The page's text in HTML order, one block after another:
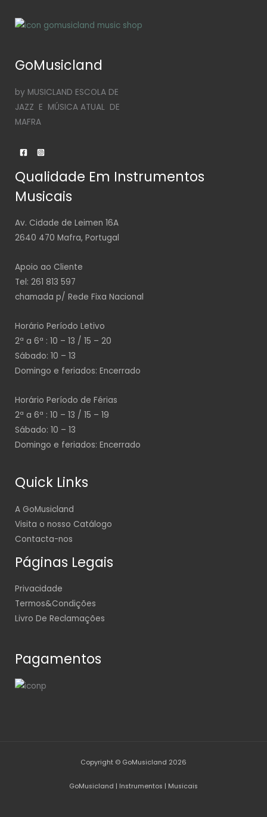
GoMusicland
by MUSICLAND ESCOLA DE
JAZZ E MÚSICA ATUAL DE
MAFRA
Qualidade Em Instrumentos
Musicais
Av. Cidade de Leimen 16A
2640 470 Mafra, Portugal
Apoio ao Cliente
Tel: 261 813 597
chamada p/ Rede Fixa Nacional
Horário Período Letivo
2ª a 6ª : 10 – 13 / 15 – 20
Sábado: 10 – 13
Domingo e feriados: Encerrado
Horário Período de Férias
2ª a 6ª : 10 – 13 / 15 – 19
Sábado: 10 – 13
Domingo e feriados: Encerrado
Quick Links
A GoMusicland
Visita o nosso Catálogo
Contacta-nos
Páginas Legais
Privacidade
Termos&Condições
Livro De Reclamações
Pagamentos
Copyright © GoMusicland 2026
GoMusicland | Instrumentos | Musicais